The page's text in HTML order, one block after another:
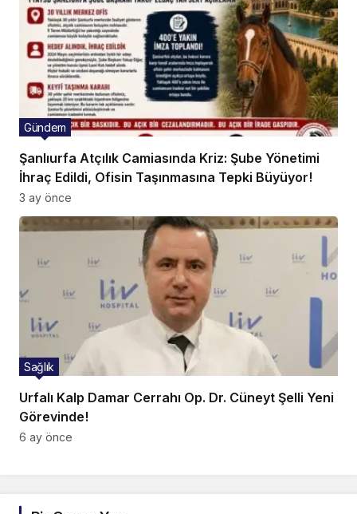
Şanlıurfa Atçılık Camiasında Kriz: Şube Yönetimi
İhraç Edildi, Ofisin Taşınmasına Tepki Büyüyor!
Gündem
3 ay önce
Urfalı Kalp Damar Cerrahı Op. Dr. Cüneyt Şelli Yeni
Görevinde!
Sağlık
6 ay önce